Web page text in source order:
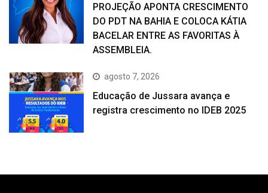
PROJEÇÃO APONTA CRESCIMENTO
DO PDT NA BAHIA E COLOCA KÁTIA
BACELAR ENTRE AS FAVORITAS À
ASSEMBLEIA.
agosto 7, 2026
Educação de Jussara avança e
registra crescimento no IDEB 2025